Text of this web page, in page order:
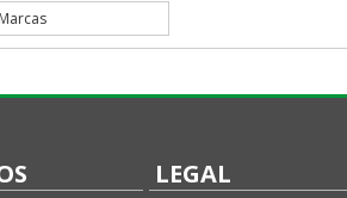
Marcas
LEGAL